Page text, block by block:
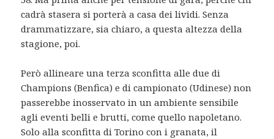
cadrà stasera si porterà a casa dei lividi. Senza
drammatizzare, sia chiaro, a questa altezza della
stagione, poi.
Però allineare una terza sconfitta alle due di
Champions (Benfica) e di campionato (Udinese) non
passerebbe inosservato in un ambiente sensibile
agli eventi belli e brutti, come quello napoletano.
Solo alla sconfitta di Torino con i granata, il